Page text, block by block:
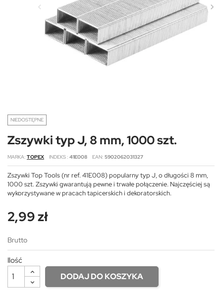
NIEDOSTĘPNE
Zszywki typ J, 8 mm, 1000 szt.
MARKA TOPEX INDEKS 41E008 EAN 5902062031327
Zszywki Top Tools (nr ref. 41E008) popularny typ J, o długości 8 mm,
1000 szt. Zszywki gwarantują pewne i trwałe połączenie. Najczęściej są
wykorzystywane w pracach tapicerskich i dekoratorskich.
2,99 zł
Brutto
Ilość
DODAJ DO KOSZYKA